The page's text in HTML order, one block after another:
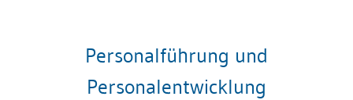
Personalführung und
Personalentwicklung